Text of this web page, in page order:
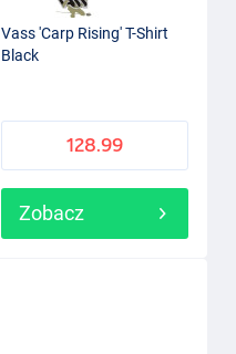
Vass 'Carp Rising' T-Shirt
Black
128.99
Zobacz